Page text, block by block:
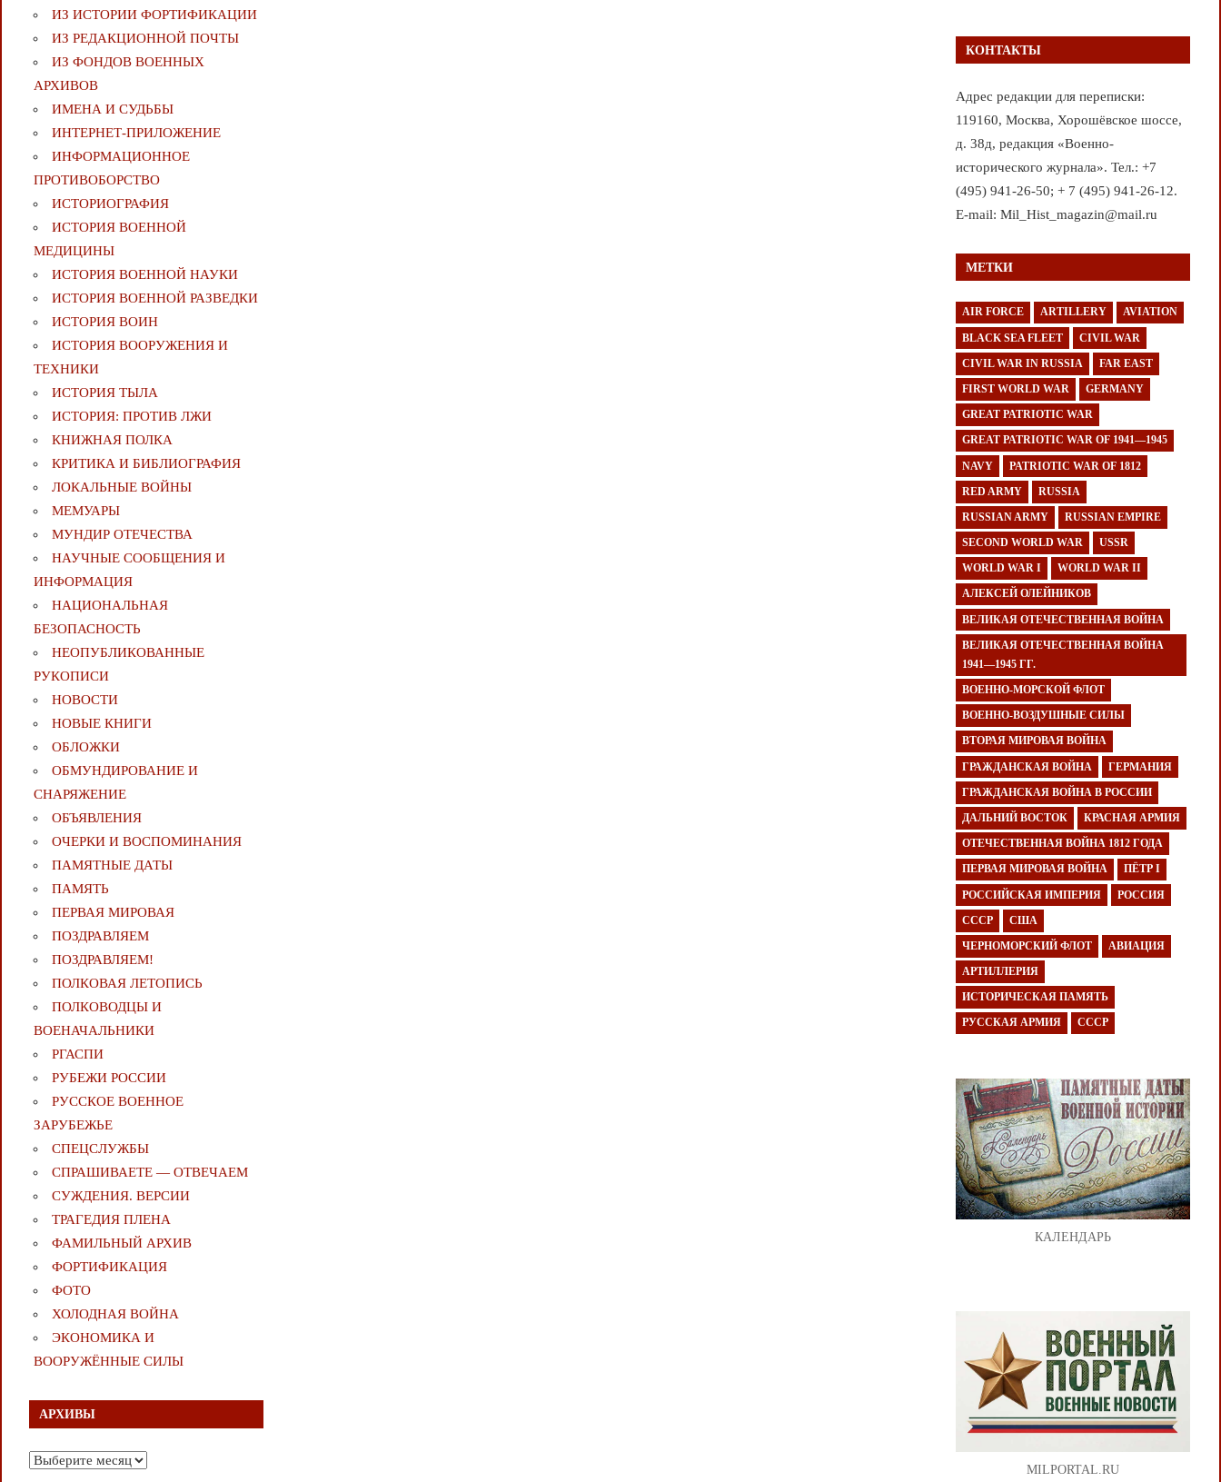
ИЗ ИСТОРИИ ФОРТИФИКАЦИИ
ИЗ РЕДАКЦИОННОЙ ПОЧТЫ
ИЗ ФОНДОВ ВОЕННЫХ
АРХИВОВ
ИМЕНА И СУДЬБЫ
ИНТЕРНЕТ-ПРИЛОЖЕНИЕ
ИНФОРМАЦИОННОЕ
ПРОТИВОБОРСТВО
ИСТОРИОГРАФИЯ
ИСТОРИЯ ВОЕННОЙ
МЕДИЦИНЫ
ИСТОРИЯ ВОЕННОЙ НАУКИ
ИСТОРИЯ ВОЕННОЙ РАЗВЕДКИ
ИСТОРИЯ ВОИН
ИСТОРИЯ ВООРУЖЕНИЯ И
ТЕХНИКИ
ИСТОРИЯ ТЫЛА
ИСТОРИЯ: ПРОТИВ ЛЖИ
КНИЖНАЯ ПОЛКА
КРИТИКА И БИБЛИОГРАФИЯ
ЛОКАЛЬНЫЕ ВОЙНЫ
МЕМУАРЫ
МУНДИР ОТЕЧЕСТВА
НАУЧНЫЕ СООБЩЕНИЯ И
ИНФОРМАЦИЯ
НАЦИОНАЛЬНАЯ
БЕЗОПАСНОСТЬ
НЕОПУБЛИКОВАННЫЕ
РУКОПИСИ
НОВОСТИ
НОВЫЕ КНИГИ
ОБЛОЖКИ
ОБМУНДИРОВАНИЕ И
СНАРЯЖЕНИЕ
ОБЪЯВЛЕНИЯ
ОЧЕРКИ И ВОСПОМИНАНИЯ
ПАМЯТНЫЕ ДАТЫ
ПАМЯТЬ
ПЕРВАЯ МИРОВАЯ
ПОЗДРАВЛЯЕМ
ПОЗДРАВЛЯЕМ!
ПОЛКОВАЯ ЛЕТОПИСЬ
ПОЛКОВОДЦЫ И
ВОЕНАЧАЛЬНИКИ
РГАСПИ
РУБЕЖИ РОССИИ
РУССКОЕ ВОЕННОЕ
ЗАРУБЕЖЬЕ
СПЕЦСЛУЖБЫ
СПРАШИВАЕТЕ — ОТВЕЧАЕМ
СУЖДЕНИЯ. ВЕРСИИ
ТРАГЕДИЯ ПЛЕНА
ФАМИЛЬНЫЙ АРХИВ
ФОРТИФИКАЦИЯ
ФОТО
ХОЛОДНАЯ ВОЙНА
ЭКОНОМИКА И
ВООРУЖЁННЫЕ СИЛЫ
АРХИВЫ
Архивы
КОНТАКТЫ
Адрес редакции для переписки:
119160, Москва, Хорошёвское шоссе,
д. 38д, редакция «Военно-
исторического журнала». Тел.: +7
(495) 941-26-50; + 7 (495) 941-26-12.
E-mail: Mil_Hist_magazin@mail.ru
МЕТКИ
AIR FORCE ARTILLERY AVIATION
BLACK SEA FLEET CIVIL WAR
CIVIL WAR IN RUSSIA FAR EAST
FIRST WORLD WAR GERMANY
GREAT PATRIOTIC WAR
GREAT PATRIOTIC WAR OF 1941—1945
NAVY PATRIOTIC WAR OF 1812
RED ARMY RUSSIA
RUSSIAN ARMY RUSSIAN EMPIRE
SECOND WORLD WAR USSR
WORLD WAR I WORLD WAR II
АЛЕКСЕЙ ОЛЕЙНИКОВ
ВЕЛИКАЯ ОТЕЧЕСТВЕННАЯ ВОЙНА
ВЕЛИКАЯ ОТЕЧЕСТВЕННАЯ ВОЙНА
1941—1945 ГГ.
ВОЕННО-МОРСКОЙ ФЛОТ
ВОЕННО-ВОЗДУШНЫЕ СИЛЫ
ВТОРАЯ МИРОВАЯ ВОЙНА
ГРАЖДАНСКАЯ ВОЙНА ГЕРМАНИЯ
ГРАЖДАНСКАЯ ВОЙНА В РОССИИ
ДАЛЬНИЙ ВОСТОК КРАСНАЯ АРМИЯ
ОТЕЧЕСТВЕННАЯ ВОЙНА 1812 ГОДА
ПЕРВАЯ МИРОВАЯ ВОЙНА ПЁТР I
РОССИЙСКАЯ ИМПЕРИЯ РОССИЯ
СССР США
ЧЕРНОМОРСКИЙ ФЛОТ АВИАЦИЯ
АРТИЛЛЕРИЯ
ИСТОРИЧЕСКАЯ ПАМЯТЬ
РУССКАЯ АРМИЯ СССР
КАЛЕНДАРЬ
MILPORTAL.RU